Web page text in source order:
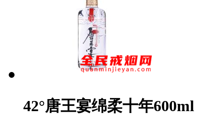
42°唐王宴绵柔十年600ml